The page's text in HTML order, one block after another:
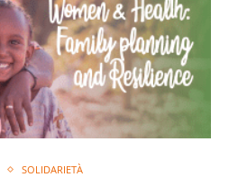
SOLIDARIETÀ